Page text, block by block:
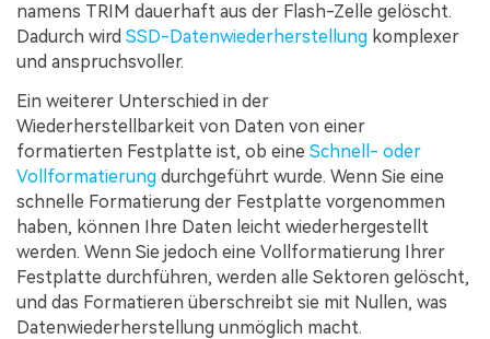
namens TRIM dauerhaft aus der Flash-Zelle gelöscht.
Dadurch wird SSD-Datenwiederherstellung komplexer
und anspruchsvoller.
Ein weiterer Unterschied in der
Wiederherstellbarkeit von Daten von einer
formatierten Festplatte ist, ob eine Schnell- oder
Vollformatierung durchgeführt wurde. Wenn Sie eine
schnelle Formatierung der Festplatte vorgenommen
haben, können Ihre Daten leicht wiederhergestellt
werden. Wenn Sie jedoch eine Vollformatierung Ihrer
Festplatte durchführen, werden alle Sektoren gelöscht,
und das Formatieren überschreibt sie mit Nullen, was
Datenwiederherstellung unmöglich macht.